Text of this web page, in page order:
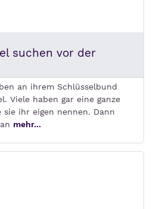
suchen vor der
an ihrem Schlüsselbund
Viele haben gar eine ganze
sie ihr eigen nennen. Dann
mehr...